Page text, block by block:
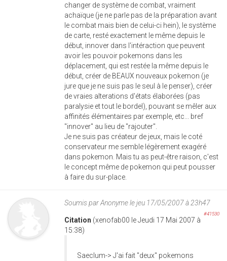
changer de système de combat, vraiment
achaïque (je ne parle pas de la préparation avant
le combat mais bien de celui-ci hein), le système
de carte, resté exactement le même depuis le
début, innover dans l'intéraction que peuvent
avoir les pouvoir pokemons dans les
déplacement, qui est restée la même depuis le
début, créer de BEAUX nouveaux pokemon (je
jure que je ne suis pas le seul à le penser), créer
de vraies alterations d'états élaborées (pas
paralysie et tout le bordel), pouvant se mêler aux
affinités élémentaires par exemple, etc... bref
"innover" au lieu de "rajouter".
Je ne suis pas créateur de jeux, mais le coté
conservateur me semble légèrement exagéré
dans pokemon. Mais tu as peut-être raison, c'est
le concept même de pokemon qui peut pousser
à faire du sur-place.
Soumis parAnonymele jeu 17/05/2007 à 23h47
#41530
Citation (xenofab00 le Jeudi 17 Mai 2007 à
15:38)
Saeclum-> J'ai fait "deux" pokemons